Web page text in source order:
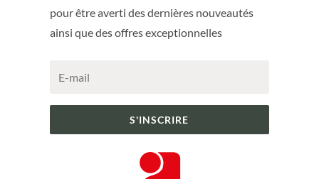
pour être averti des dernières nouveautés
ainsi que des offres exceptionnelles
S'INSCRIRE